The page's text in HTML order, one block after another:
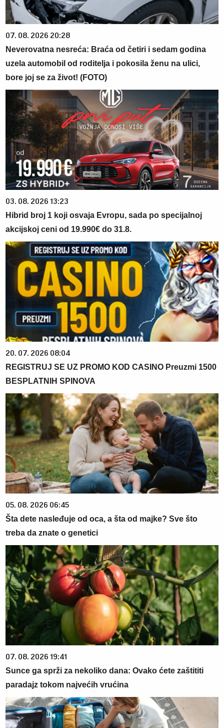
07. 08. 2026 20:28
Neverovatna nesreća: Braća od četiri i sedam godina
uzela automobil od roditelja i pokosila ženu na ulici,
bore joj se za život! (FOTO)
03. 08. 2026 13:23
Hibrid broj 1 koji osvaja Evropu, sada po specijalnoj
akcijskoj ceni od 19.990€ do 31.8.
20. 07. 2026 08:04
REGISTRUJ SE UZ PROMO KOD CASINO Preuzmi 1500
BESPLATNIH SPINOVA
05. 08. 2026 06:45
Šta dete nasleđuje od oca, a šta od majke? Sve što
treba da znate o genetici
07. 08. 2026 19:41
Sunce ga sprži za nekoliko dana: Ovako ćete zaštititi
paradajz tokom najvećih vrućina